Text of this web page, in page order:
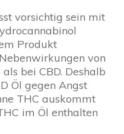
vorsichtig sein mit
Produkt
von
bei CBD. Deshalb
Öl gegen Angst
THC auskommt
im Öl enthalten